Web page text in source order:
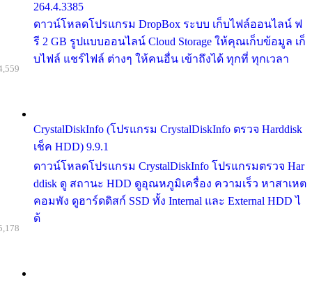
264.4.3385
ดาวน์โหลดโปรแกรม DropBox ระบบ เก็บไฟล์ออนไลน์ ฟ
รี 2 GB รูปแบบออนไลน์ Cloud Storage ให้คุณเก็บข้อมูล เก็
บไฟล์ แชร์ไฟล์ ต่างๆ ให้คนอื่น เข้าถึงได้ ทุกที่ ทุกเวลา
CrystalDiskInfo (โปรแกรม CrystalDiskInfo ตรวจ Harddisk
เช็ค HDD) 9.9.1
ดาวน์โหลดโปรแกรม CrystalDiskInfo โปรแกรมตรวจ Har
ddisk ดู สถานะ HDD ดูอุณหภูมิเครื่อง ความเร็ว หาสาเหต
คอมพัง ดูฮาร์ดดิสก์ SSD ทั้ง Internal และ External HDD ไ
ด้